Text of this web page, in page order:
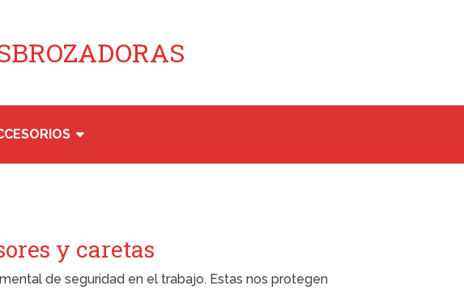
y caretas
de seguridad en el trabajo. Estas nos protegen